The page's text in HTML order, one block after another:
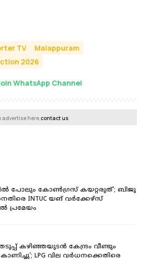
TV
Malappuram
2026
WhatsApp Channel
advertise here,contact us
പോലും കോണ്‍ഗ്രസ് കയറ്റരുത്'; ബിജു
INTUC യങ് വര്‍ക്കേഴ്‌സ്
പ്രമേയം
കഴിഞ്ഞയുടൻ കേന്ദ്രം വീണ്ടും
LPG വില വർധനക്കെതിരെ